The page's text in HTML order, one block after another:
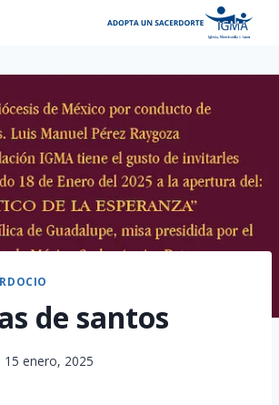
de santos
15 enero, 2025